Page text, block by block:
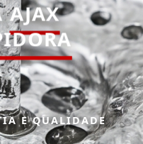
AJAX
E QUALIDADE